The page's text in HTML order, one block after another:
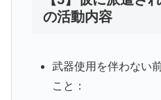
の活動内容
武器使用を伴わない
こと：